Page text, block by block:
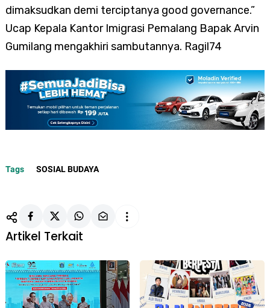
dimaksudkan demi terciptanya good governance.”
Ucap Kepala Kantor Imigrasi Pemalang Bapak Arvin
Gumilang mengakhiri sambutannya. Ragil74
Tags SOSIAL BUDAYA
Artikel Terkait